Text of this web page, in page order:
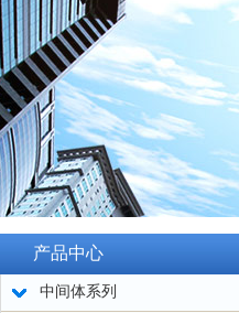
产品中心
中间体系列